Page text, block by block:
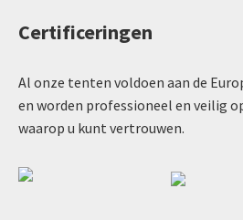
Certificeringen
Al onze tenten voldoen aan de
en worden professioneel en veilig
waarop u kunt vertrouwen.